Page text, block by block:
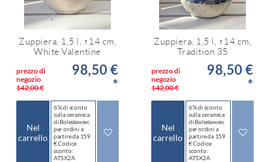
Zuppiera, 1,5 l, ↑14 cm,
White Valentine
prezzo di
negozio
142,00 €
98,50 €
*
Nel
carrello
6% di sconto
sulla ceramica
di Bolesławiec
per ordini a
partire da 159
€ Codice
sconto:
AT5X2A
Zuppiera, 1,5 l, ↑14 cm,
Tradition 35
prezzo di
negozio
142,00 €
98,50 €
*
Nel
carrello
6% di sconto
sulla ceramica
di Bolesławiec
per ordini a
partire da 159
€ Codice
sconto:
AT5X2A